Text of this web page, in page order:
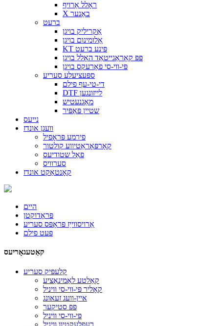
ראָלל אַרויף
X באַנער
ברעט
אַקריליק בויגן
אַלומינום בויגן
KT פּינע ברעט
פּפּ קאָראַגייטאַד האָלל בויגן
פּי-ווי-סי פאָרעקס בויגן
ספּעציעלע סעריע
די-טי-עף פילם
DTF לייזונגען
מאַגנעטיש
שטיין פּאַפּיר
נייעס
וועגן אונדז
פירמע פּראָפיל
קאָרפּאָראַטיווע קולטור
פאַל שטודיעס
סערוויס
קאָנטאַקט אונדז
היים
פּראָדוקטן
אַרויסווייַז פּראָפּס סעריע
פּעט פילם
קאַטעגאָריעס
קלעפּיק סעריע
קאַלטע לאַמינאַציע
קאָליר פּי-ווי-סי וויניל
איין-וועג זעאונג
פּפּ סטיקער
פּי-ווי-סי וויניל
רעפלעקטיוו וויניל